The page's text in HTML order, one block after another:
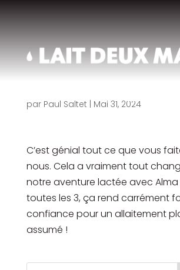
1
par Paul Saltet Mai 31, 2024
C’est génial tout ce que vous
nous. Cela a vraiment tout
notre aventure lactée avec
toutes les 3, ça rend carrément
confiance pour un allaitement
assumé !